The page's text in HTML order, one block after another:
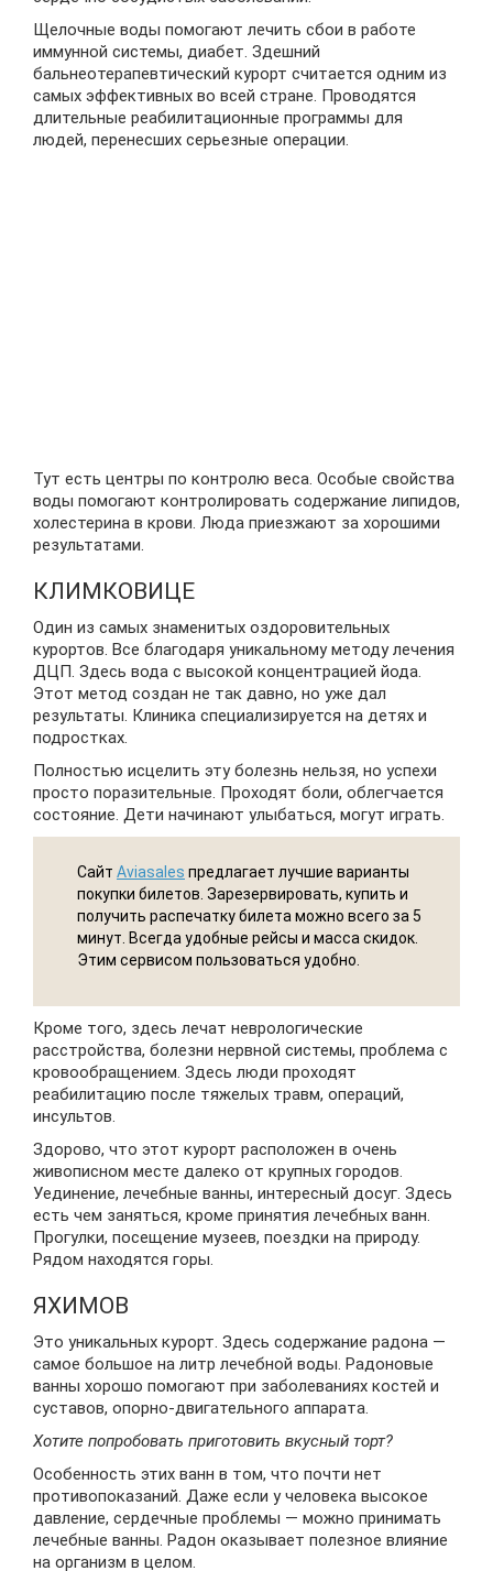
Щелочные воды помогают лечить сбои в работе
иммунной системы, диабет. Здешний
бальнеотерапевтический курорт считается одним из
самых эффективных во всей стране. Проводятся
длительные реабилитационные программы для
людей, перенесших серьезные операции.
Тут есть центры по контролю веса. Особые свойства
воды помогают контролировать содержание липидов,
холестерина в крови. Люда приезжают за хорошими
результатами.
КЛИМКОВИЦЕ
Один из самых знаменитых оздоровительных
курортов. Все благодаря уникальному методу лечения
ДЦП. Здесь вода с высокой концентрацией йода.
Этот метод создан не так давно, но уже дал
результаты. Клиника специализируется на детях и
подростках.
Полностью исцелить эту болезнь нельзя, но успехи
просто поразительные. Проходят боли, облегчается
состояние. Дети начинают улыбаться, могут играть.
Сайт Aviasales предлагает лучшие варианты
покупки билетов. Зарезервировать, купить и
получить распечатку билета можно всего за 5
минут. Всегда удобные рейсы и масса скидок.
Этим сервисом пользоваться удобно.
Кроме того, здесь лечат неврологические
расстройства, болезни нервной системы, проблема с
кровообращением. Здесь люди проходят
реабилитацию после тяжелых травм, операций,
инсультов.
Здорово, что этот курорт расположен в очень
живописном месте далеко от крупных городов.
Уединение, лечебные ванны, интересный досуг. Здесь
есть чем заняться, кроме принятия лечебных ванн.
Прогулки, посещение музеев, поездки на природу.
Рядом находятся горы.
ЯХИМОВ
Это уникальных курорт. Здесь содержание радона —
самое большое на литр лечебной воды. Радоновые
ванны хорошо помогают при заболеваниях костей и
суставов, опорно-двигательного аппарата.
Хотите попробовать приготовить вкусный торт?
Особенность этих ванн в том, что почти нет
противопоказаний. Даже если у человека высокое
давление, сердечные проблемы — можно принимать
лечебные ванны. Радон оказывает полезное влияние
на организм в целом.